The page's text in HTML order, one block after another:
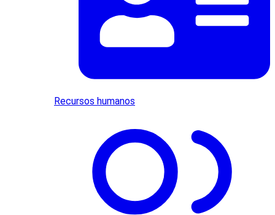
Recursos humanos